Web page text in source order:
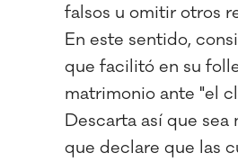
falsos u omitir otros
En este sentido,
que facilitó en su
matrimonio ante "el
Descarta así que
que declare que las